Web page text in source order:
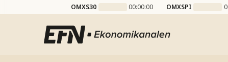
OMXS30 00:00:00 OMXSPI